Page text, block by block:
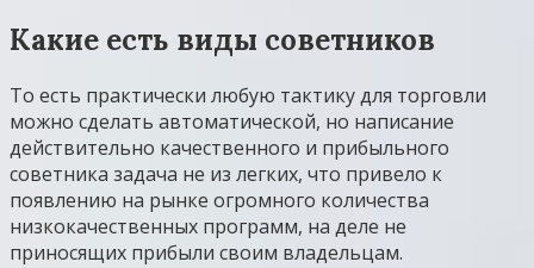
Какие есть виды советников
То есть практически любую тактику для торговли
можно сделать автоматической, но написание
действительно качественного и прибыльного
советника задача не из легких, что привело к
появлению на рынке огромного количества
низкокачественных программ, на деле не
приносящих прибыли своим владельцам.